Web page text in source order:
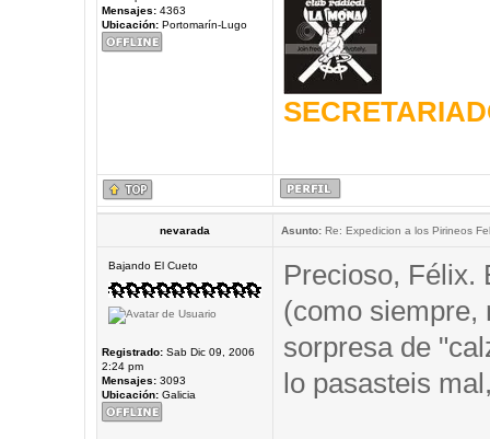
Mensajes:4363
Ubicación:Portomarín-Lugo
nevarada Asunto:Re: Expedicion a los Pirineos
Bajando El Cueto
Registrado:Sab Dic 09, 2006
2:24 pm
Mensajes:3093
Ubicación:Galicia
Precioso, Félix.
(como
sorpresa de
lo pasasteis